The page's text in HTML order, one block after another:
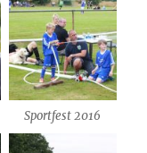
Sportfest 2016